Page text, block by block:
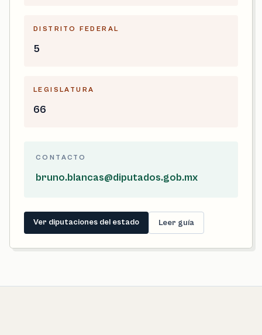
DISTRITO FEDERAL
5
LEGISLATURA
66
CONTACTO
bruno.blancas@diputados.gob.mx
Ver diputaciones del estado Leer guía